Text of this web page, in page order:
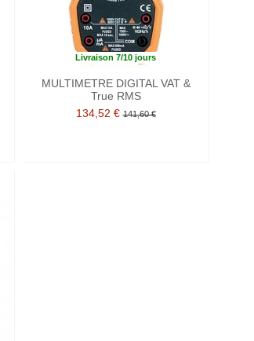
Livraison 7/10 jours
MULTIMETRE DIGITAL VAT &
True RMS
134,52 € 141,60 €